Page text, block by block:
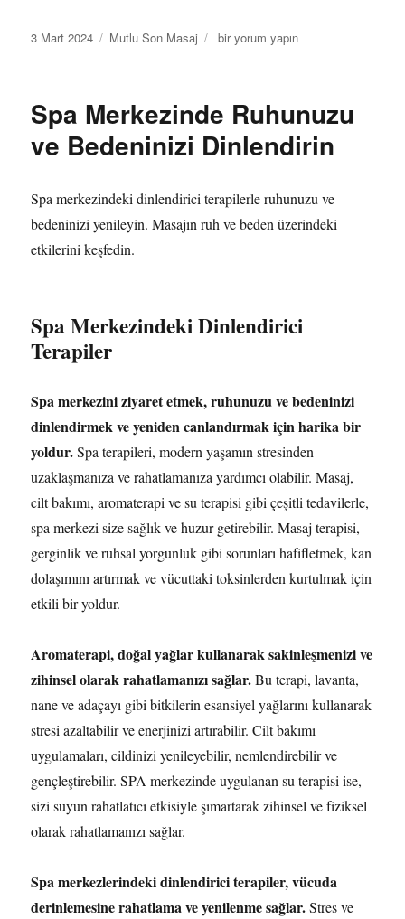
Yayın
3 Mart 2024 Kategoriler
Mutlu Son Masaj
Masaj
Masaj
için
bir yorum yapın
Spa Merkezinde Ruhunuzu
ve Bedeninizi Dinlendirin
Spa merkezindeki dinlendirici terapilerle ruhunuzu ve
bedeninizi yenileyin. Masajın ruh ve beden üzerindeki
etkilerini keşfedin.
Spa Merkezindeki Dinlendirici
Terapiler
Spa merkezini ziyaret etmek, ruhunuzu ve bedeninizi
dinlendirmek ve yeniden canlandırmak için harika bir
yoldur.Spa terapileri, modern yaşamın stresinden
uzaklaşmanıza ve rahatlamanıza yardımcı olabilir. Masaj,
cilt bakımı, aromaterapi ve su terapisi gibi çeşitli tedavilerle,
spa merkezi size sağlık ve huzur getirebilir. Masaj terapisi,
gerginlik ve ruhsal yorgunluk gibi sorunları hafifletmek, kan
dolaşımını artırmak ve vücuttaki toksinlerden kurtulmak için
etkili bir yoldur.
Aromaterapi, doğal yağlar kullanarak sakinleşmenizi ve
zihinsel olarak rahatlamanızı sağlar.Bu terapi, lavanta,
nane ve adaçayı gibi bitkilerin esansiyel yağlarını kullanarak
stresi azaltabilir ve enerjinizi artırabilir. Cilt bakımı
uygulamaları, cildinizi yenileyebilir, nemlendirebilir ve
gençleştirebilir. SPA merkezinde uygulanan su terapisi ise,
sizi suyun rahatlatıcı etkisiyle şımartarak zihinsel ve fiziksel
olarak rahatlamanızı sağlar.
Spa merkezlerindeki dinlendirici terapiler, vücuda
derinlemesine rahatlama ve yenilenme sağlar.Stres ve